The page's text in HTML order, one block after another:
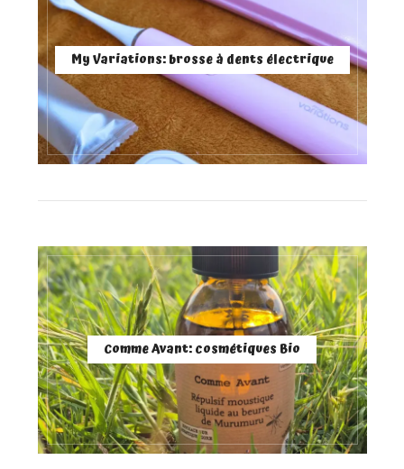
My Variations: brosse à dents électrique
Comme Avant: cosmétiques Bio